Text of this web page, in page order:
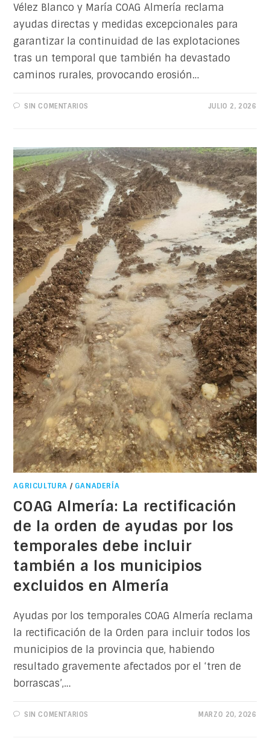
Vélez Blanco y María COAG Almería reclama
ayudas directas y medidas excepcionales para
garantizar la continuidad de las explotaciones
tras un temporal que también ha devastado
caminos rurales, provocando erosión…
SIN COMENTARIOS JULIO 2, 2026
AGRICULTURA / GANADERÍA
COAG Almería: La rectificación
de la orden de ayudas por los
temporales debe incluir
también a los municipios
excluidos en Almería
Ayudas por los temporales COAG Almería reclama
la rectificación de la Orden para incluir todos los
municipios de la provincia que, habiendo
resultado gravemente afectados por el ‘tren de
borrascas’,…
SIN COMENTARIOS MARZO 20, 2026